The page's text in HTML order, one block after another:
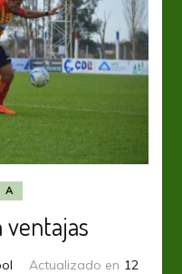
A
ventajas
Actualizado en 12